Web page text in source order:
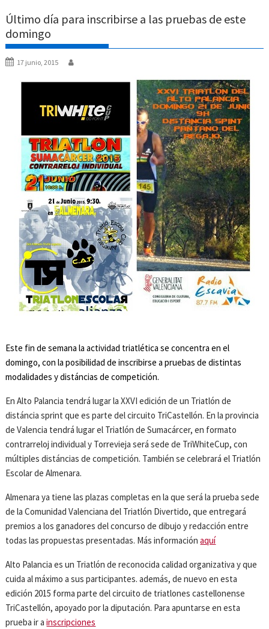
Último día para inscribirse a las pruebas de este
domingo
17 junio, 2015
Este fin de semana la actividad triatlética se concentra en el
domingo, con la posibilidad de inscribirse a pruebas de distintas
modalidades y distáncias de competición.
En Alto Palancia tendrá lugar la XXVI edición de un Triatlón de
distáncia sprint que es parte del circuito TriCastellón. En la provincia
de Valencia tendrá lugar el Triatlón de Sumacárcer, en formato
contrarreloj individual y Torrevieja será sede de TriWhiteCup, con
múltiples distáncias de competición. También se celebrará el Triatlón
Escolar de Almenara.
Almenara ya tiene las plazas completas en la que será la prueba sede
de la Comunidad Valenciana del Triatlón Divertido, que entregará
premios a los ganadores del concurso de dibujo y redacción entre
todas las propuestas presentadas. Más informaciónaquí
Alto Palancia es un Triatlón de reconocida calidad organizativa y que
cuida al máximo a sus participantes. además, de nuevo en esta
edición 2015 forma parte del circuito de triatlones castellonense
TriCastellón, apoyado por la diputación. Para apuntarse en esta
prueba ir ainscripciones